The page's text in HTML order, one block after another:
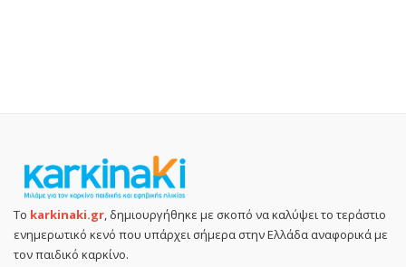
Το karkinaki.gr, δημιουργήθηκε με σκοπό να καλύψει το τεράστιο
ενημερωτικό κενό που υπάρχει σήμερα στην Ελλάδα αναφορικά με
τον παιδικό καρκίνο.